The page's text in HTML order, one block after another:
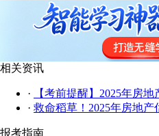
相关资讯
·
【考前提醒】2025年房
· 救命稻草！2025年房地产
报考指南